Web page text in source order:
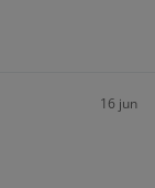
16 jun